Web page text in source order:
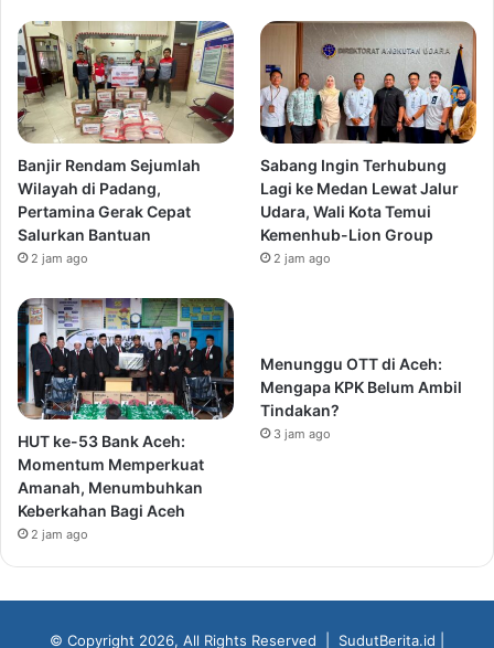
Banjir Rendam Sejumlah
Wilayah di Padang,
Pertamina Gerak Cepat
Salurkan Bantuan
2 jam ago
Sabang Ingin Terhubung
Lagi ke Medan Lewat Jalur
Udara, Wali Kota Temui
Kemenhub-Lion Group
2 jam ago
HUT ke-53 Bank Aceh:
Momentum Memperkuat
Amanah, Menumbuhkan
Keberkahan Bagi Aceh
2 jam ago
Menunggu OTT di Aceh:
Mengapa KPK Belum Ambil
Tindakan?
3 jam ago
© Copyright 2026, All Rights Reserved | SudutBerita.id